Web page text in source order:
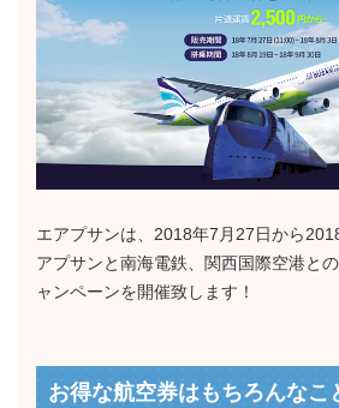
エアプサンは、2018年7月27日から
アプサンと南海電鉄、関西国際空港と
ャンペーンを開催致します！
お得な航空券はもちろんなこ